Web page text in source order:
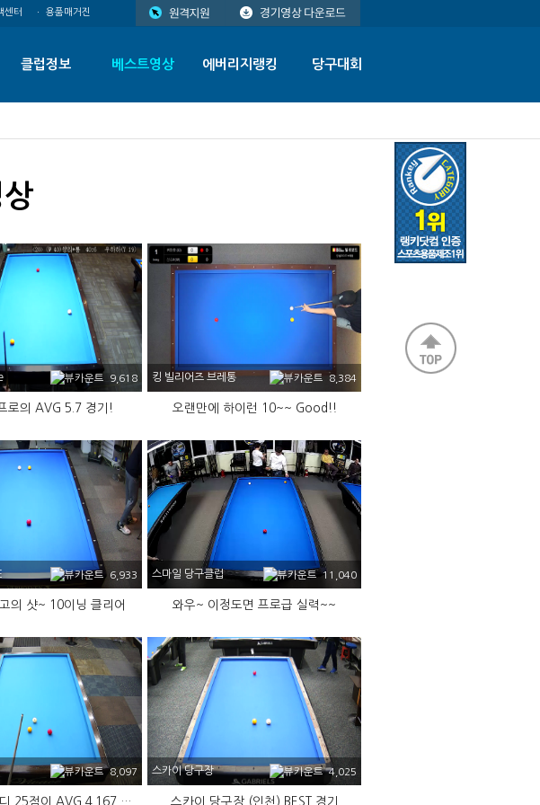
센터 ㆍ 용품매거진
클럽정보 베스트영상 에버리지랭킹 당구대회
9,618
로의 AVG 5.7 경기!
킹 빌리어즈 브레통 8,384
오랜만에 하이런 10~~ Good!!
6,933
의 샷~ 10이닝 클리어
스마일 당구클럽 11,040
와우~ 이정도면 프로급 실력~~
8,097
[인생게임] 핸디 25점이 AVG 4.167 기록 (6이닝 클리어)
스카이 당구장 4,025
스카이 당구장 (인천) BEST 경기